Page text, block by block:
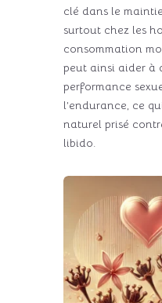
clé dans le
surtout chez les
consommation
peut ainsi aider à
performance
l’endurance, ce
naturel prisé
libido.